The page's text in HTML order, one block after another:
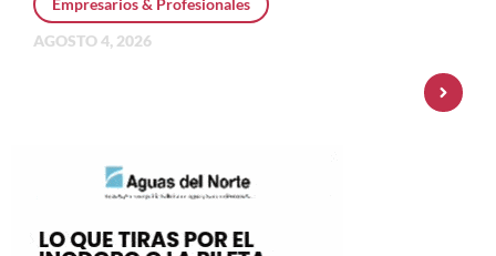
Empresarios & Profesionales
AGOSTO 4, 2026